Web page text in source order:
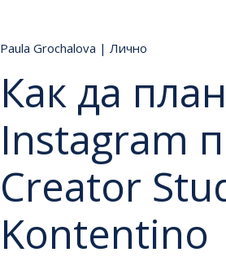
Paula Grochalova | Лично
Как да
Instagram
Creator
Kontentino